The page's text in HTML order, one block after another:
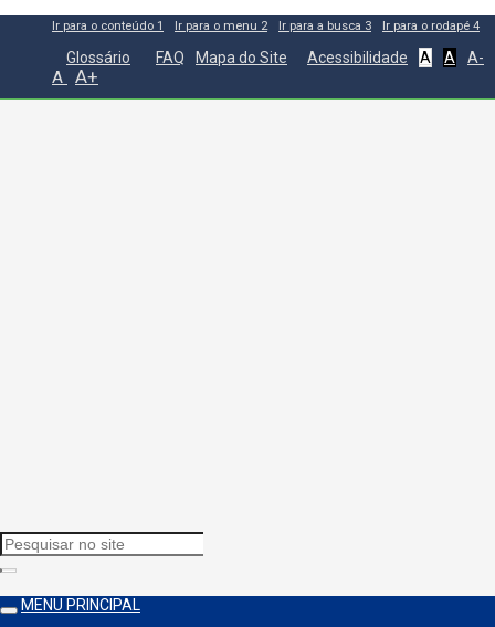
Ir para o conteúdo 1 Ir para o menu 2 Ir para a busca 3 Ir para o rodapé 4
Glossário FAQ Mapa do Site Acessibilidade A A A-
A A+
MENU PRINCIPAL